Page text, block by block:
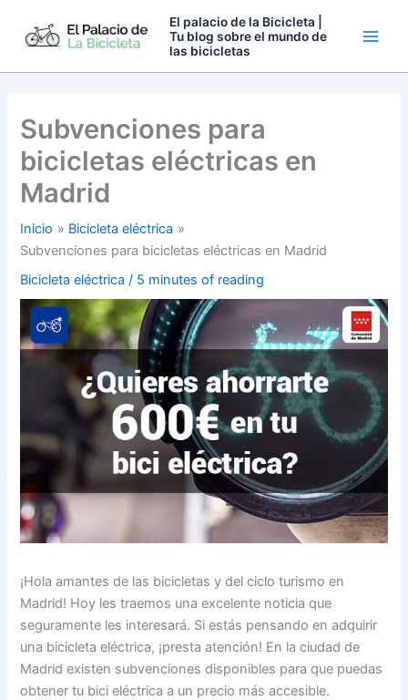
El palacio de la Bicicleta |
Tu blog sobre el mundo de
las bicicletas
Subvenciones para
bicicletas eléctricas en
Madrid
Inicio
Bicicleta eléctrica
Subvenciones para bicicletas eléctricas en Madrid
Bicicleta eléctrica / 5 minutes of reading
¡Hola amantes de las bicicletas y del ciclo turismo en
Madrid! Hoy les traemos una excelente noticia que
seguramente les interesará. Si estás pensando en adquirir
una bicicleta eléctrica, ¡presta atención! En la ciudad de
Madrid existen subvenciones disponibles para que puedas
obtener tu bici eléctrica a un precio más accesible.